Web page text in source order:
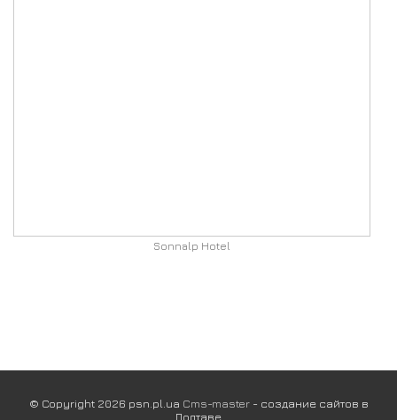
Sonnalp Hotel
© Copyright 2026 psn.pl.ua Cms-master- создание сайтов в
Полтаве